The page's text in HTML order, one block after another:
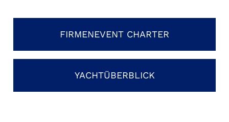
FIRMENEVENT CHARTER
YACHTÜBERBLICK